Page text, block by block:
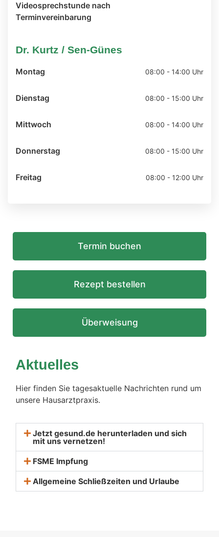
Videosprechstunde nach
Terminvereinbarung
Dr. Kurtz / Sen-Günes
Montag 08:00 - 14:00 Uhr
Dienstag 08:00 - 15:00 Uhr
Mittwoch 08:00 - 14:00 Uhr
Donnerstag 08:00 - 15:00 Uhr
Freitag 08:00 - 12:00 Uhr
Aktuelles
Hier finden Sie tagesaktuelle Nachrichten rund um
unsere Hausarztpraxis.
Jetzt gesund.de herunterladen und sich
mit uns vernetzen!
FSME Impfung
Allgemeine Schließzeiten und Urlaube
Termin buchen
Rezept bestellen
Überweisung